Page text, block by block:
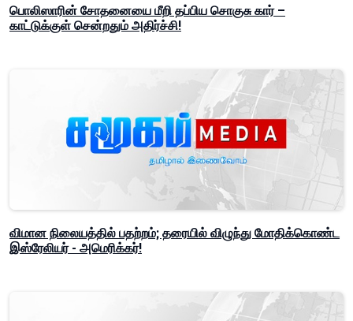
பொலிஸாரின் சோதனையை மீறி தப்பிய சொகுசு கார் –
காட்டுக்குள் சென்றதும் அதிர்ச்சி!
விமான நிலையத்தில் பதற்றம்; தரையில் விழுந்து மோதிக்கொண்ட
இஸ்ரேலியர் - அமெரிக்கர்!